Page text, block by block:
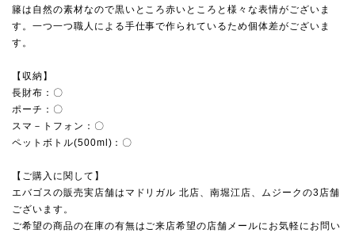
籐は自然の素材なので黒いところ赤いところと様々な表情がございま
す。一つ一つ職人による手仕事で作られているため個体差がございま
す。
【収納】
長財布：〇
ポーチ：〇
スマ－トフォン：〇
ペットボトル(500ml)：〇
【ご購入に関して】
エバゴスの販売実店舗は マドリガル 北店、南堀江店、ムジーク の3店舗
ございます。
ご希望の商品の在庫の有無はご来店希望の店舗メールにお気軽にお問い